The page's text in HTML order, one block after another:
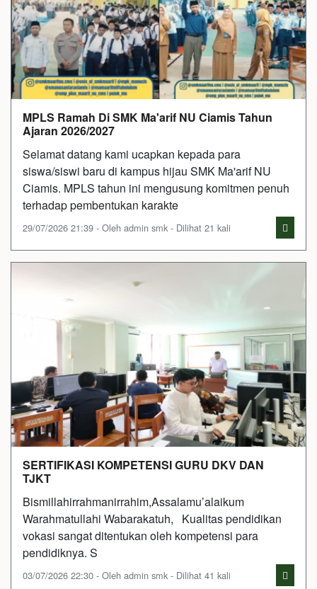
MPLS Ramah Di SMK Ma'arif NU Ciamis Tahun
Ajaran 2026/2027
Selamat datang kami ucapkan kepada para
siswa/siswi baru di kampus hijau SMK Ma'arif NU
Ciamis. MPLS tahun ini mengusung komitmen penuh
terhadap pembentukan karakte
29/07/2026 21:39 - Oleh admin smk - Dilihat 21 kali
SERTIFIKASI KOMPETENSI GURU DKV DAN
TJKT
Bismillahirrahmanirrahim,Assalamu’alaikum
Warahmatullahi Wabarakatuh, Kualitas pendidikan
vokasi sangat ditentukan oleh kompetensi para
pendidiknya. S
03/07/2026 22:30 - Oleh admin smk - Dilihat 41 kali